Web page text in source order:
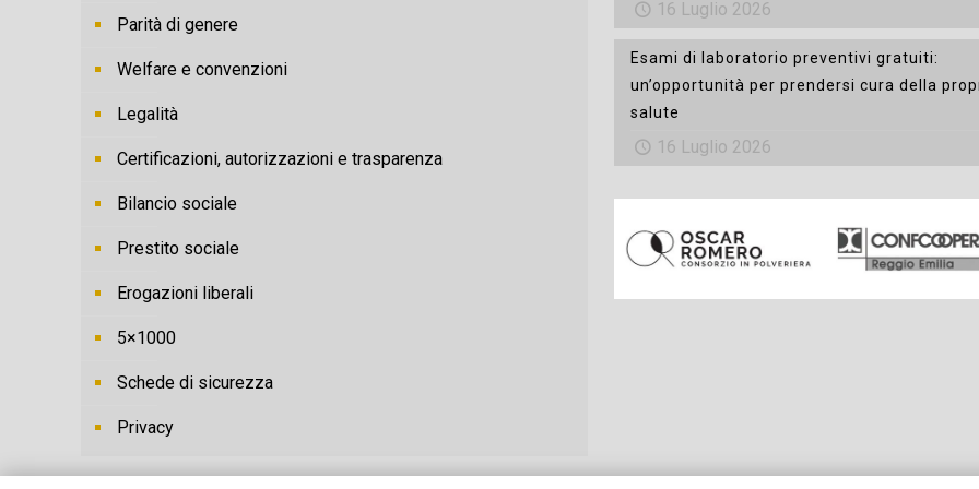
Parità di genere
Welfare e convenzioni
Legalità
Certificazioni, autorizzazioni e trasparenza
Bilancio sociale
Prestito sociale
Erogazioni liberali
5×1000
Schede di sicurezza
Privacy
16 Luglio 2026
Esami di laboratorio preventivi gratuiti:
un’opportunità per prendersi cura della
salute
16 Luglio 2026